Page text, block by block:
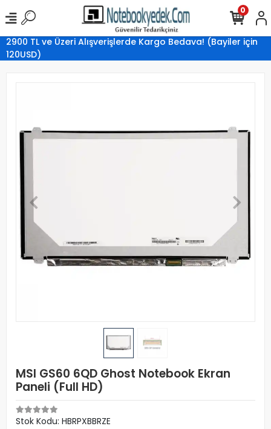
2900 TL ve Üzeri Alışverişlerde Kargo Bedava! (Bayiler için
120USD)
0
MSI GS60 6QD Ghost Notebook Ekran
Paneli (Full HD)
Stok Kodu: HBRPXBBRZE